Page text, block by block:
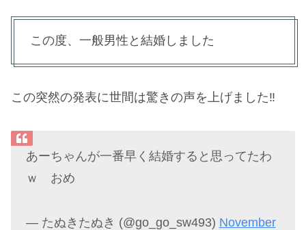
この度、一般男性と結婚しました
この突然の発表に世間は驚きの声を上げました‼︎
あーちゃんが一番早く結婚すると思ってたわ
ｗ おめ
— たぬきたぬき (@go_go_sw493) November